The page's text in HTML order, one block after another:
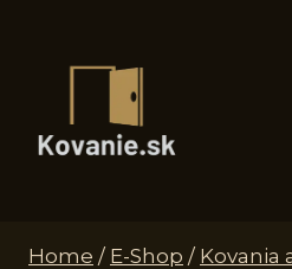
Home / E-Shop / Kovania